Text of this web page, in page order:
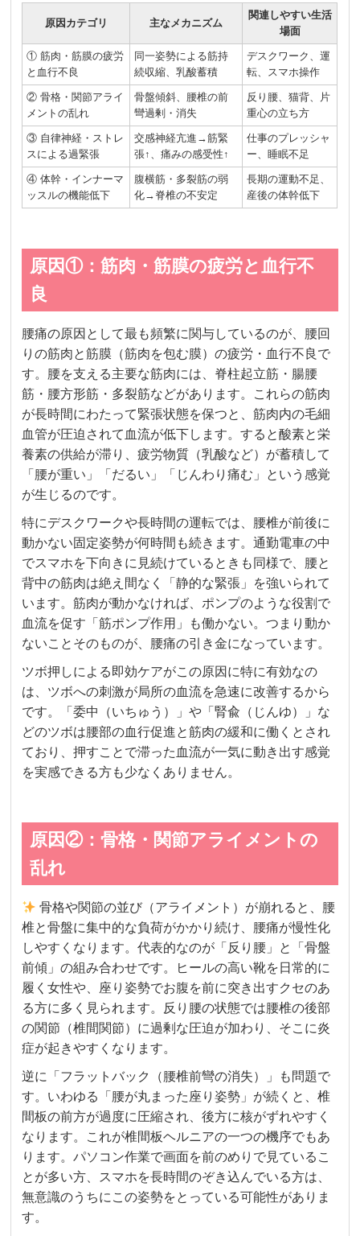
原因カテゴリ 主なメカニズム
関連しやすい生活
場面
① 筋肉・筋膜の疲労
と血行不良
同一姿勢による筋持
続収縮、乳酸蓄積
デスクワーク、運
転、スマホ操作
② 骨格・関節アライ
メントの乱れ
骨盤傾斜、腰椎の前
彎過剰・消失
反り腰、猫背、片
重心の立ち方
③ 自律神経・ストレ
スによる過緊張
交感神経亢進→筋緊
張↑、痛みの感受性↑
仕事のプレッシャ
ー、睡眠不足
④ 体幹・インナーマ
ッスルの機能低下
腹横筋・多裂筋の弱
化→脊椎の不安定
長期の運動不足、
産後の体幹低下
原因①：筋肉・筋膜の疲労と血行不
良
腰痛の原因として最も頻繁に関与しているのが、腰回
りの筋肉と筋膜（筋肉を包む膜）の疲労・血行不良で
す。腰を支える主要な筋肉には、脊柱起立筋・腸腰
筋・腰方形筋・多裂筋などがあります。これらの筋肉
が長時間にわたって緊張状態を保つと、筋肉内の毛細
血管が圧迫されて血流が低下します。すると酸素と栄
養素の供給が滞り、疲労物質（乳酸など）が蓄積して
「腰が重い」「だるい」「じんわり痛む」という感覚
が生じるのです。
特にデスクワークや長時間の運転では、腰椎が前後に
動かない固定姿勢が何時間も続きます。通勤電車の中
でスマホを下向きに見続けているときも同様で、腰と
背中の筋肉は絶え間なく「静的な緊張」を強いられて
います。筋肉が動かなければ、ポンプのような役割で
血流を促す「筋ポンプ作用」も働かない。つまり動か
ないことそのものが、腰痛の引き金になっています。
ツボ押しによる即効ケアがこの原因に特に有効なの
は、ツボへの刺激が局所の血流を急速に改善するから
です。「委中（いちゅう）」や「腎兪（じんゆ）」な
どのツボは腰部の血行促進と筋肉の緩和に働くとされ
ており、押すことで滞った血流が一気に動き出す感覚
を実感できる方も少なくありません。
原因②：骨格・関節アライメントの
乱れ
骨格や関節の並び（アライメント）が崩れると、腰
椎と骨盤に集中的な負荷がかかり続け、腰痛が慢性化
しやすくなります。代表的なのが「反り腰」と「骨盤
前傾」の組み合わせです。ヒールの高い靴を日常的に
履く女性や、座り姿勢でお腹を前に突き出すクセのあ
る方に多く見られます。反り腰の状態では腰椎の後部
の関節（椎間関節）に過剰な圧迫が加わり、そこに炎
症が起きやすくなります。
逆に「フラットバック（腰椎前彎の消失）」も問題で
す。いわゆる「腰が丸まった座り姿勢」が続くと、椎
間板の前方が過度に圧縮され、後方に核がずれやすく
なります。これが椎間板ヘルニアの一つの機序でもあ
ります。パソコン作業で画面を前のめりで見ているこ
とが多い方、スマホを長時間のぞき込んでいる方は、
無意識のうちにこの姿勢をとっている可能性がありま
す。